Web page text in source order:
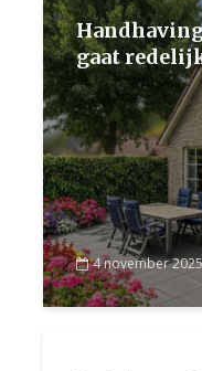
gaat
4 november 2025